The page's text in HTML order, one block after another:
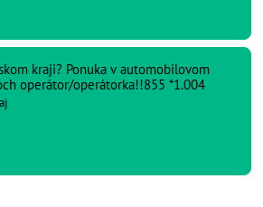
kraji? Ponuka v automobilovom
operátor/operátorka!!855 *1.004